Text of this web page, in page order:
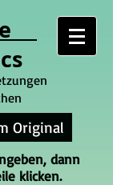
Original
dann
klicken.